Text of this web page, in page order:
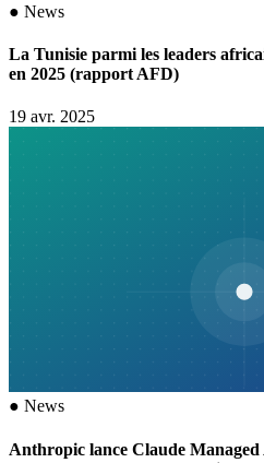
● News
La Tunisie parmi les leaders
en 2025 (rapport AFD)
19 avr. 2025
● News
Anthropic lance Claude